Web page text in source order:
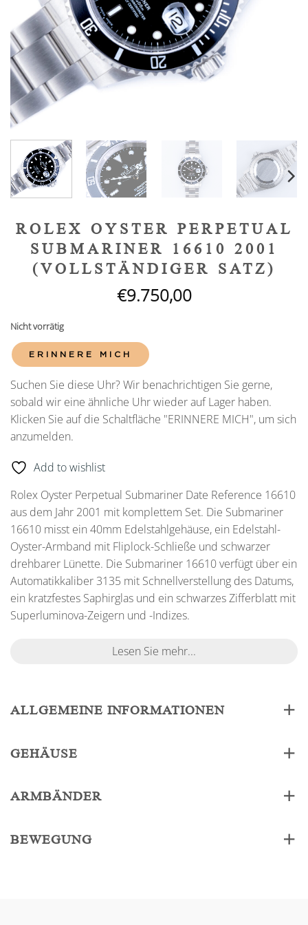
ROLEX OYSTER PERPETUAL
SUBMARINER 16610 2001
(VOLLSTÄNDIGER SATZ)
€9.750,00
Nicht vorrätig
ERINNERE MICH
Suchen Sie diese Uhr? Wir benachrichtigen Sie gerne,
sobald wir eine ähnliche Uhr wieder auf Lager haben.
Klicken Sie auf die Schaltfläche "ERINNERE MICH", um sich
anzumelden.
Add to wishlist
Rolex Oyster Perpetual Submariner Date Reference 16610
aus dem Jahr 2001 mit komplettem Set. Die Submariner
16610 misst ein 40mm Edelstahlgehäuse, ein Edelstahl-
Oyster-Armband mit Fliplock-Schließe und schwarzer
drehbarer Lünette. Die Submariner 16610 verfügt über ein
Automatikkaliber 3135 mit Schnellverstellung des Datums,
ein kratzfestes Saphirglas und ein schwarzes Zifferblatt mit
Superluminova-Zeigern und -Indizes.
Lesen Sie mehr...
ALLGEMEINE INFORMATIONEN
GEHÄUSE
ARMBÄNDER
BEWEGUNG